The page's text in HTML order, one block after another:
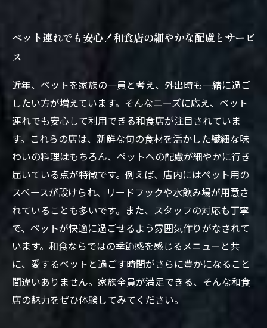
ペット連れでも安心！和食店の細やかな配慮とサービ
ス
近年、ペットを家族の一員と考え、外出時も一緒に過ご
したい方が増えています。そんなニーズに応え、ペット
連れでも安心して利用できる和食店が注目されていま
す。これらの店は、新鮮な旬の食材を活かした繊細な味
わいの料理はもちろん、ペットへの配慮が細やかに行き
届いている点が特徴です。例えば、店内にはペット用の
スペースが設けられ、リードフックや水飲み場が用意さ
れていることも多いです。また、スタッフの対応も丁寧
で、ペットが快適に過ごせるよう雰囲気作りがなされて
います。和食ならではの季節感を感じるメニューと共
に、愛するペットと過ごす時間がさらに豊かになること
間違いありません。家族全員が満足できる、そんな和食
店の魅力をぜひ体験してみてください。